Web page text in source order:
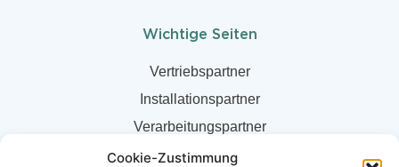
Cookie-Zustimmung
Wichtige Seiten
Vertriebspartner
Installationspartner
Verarbeitungspartner
Über uns